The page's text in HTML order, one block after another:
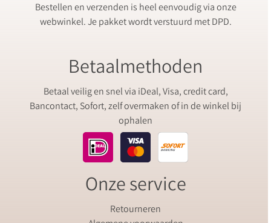
Bestellen en verzenden is heel eenvoudig via onze
webwinkel. Je pakket wordt verstuurd met DPD.
Betaalmethoden
Betaal veilig en snel via iDeal, Visa, credit card,
Bancontact, Sofort, zelf overmaken of in de winkel bij
ophalen
Onze service
Retourneren